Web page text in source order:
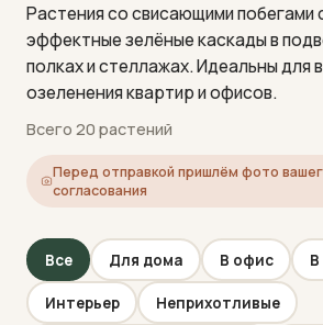
Растения со свисающими побегами
эффектные зелёные каскады в
полках и стеллажах. Идеальны для
озеленения квартир и офисов.
Всего 20 растений
Перед отправкой пришлём фото
согласования
Все Для дома В офис
Интерьер Неприхотливые